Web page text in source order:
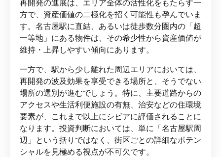
再開発の進展は、エリア全体の活性化をもたらす一
方で、資産価値の二極化を招く可能性も孕んでいま
す。名古屋駅に直結、あるいは徒歩数分圏内の「超
一等地」にある物件は、その希少性から資産価値が
維持・上昇しやすい傾向にあります。
一方で、駅から少し離れた周辺エリアにおいては、
再開発の波及効果を享受できる場所と、そうでない
場所の選別が進むでしょう。特に、主要道路からの
アクセスや生活利便施設の有無、治安などの住環境
要素が、これまで以上にシビアに評価されることに
なります。投資判断においては、単に「名古屋駅周
辺」という括りではなく、街区ごとの詳細なポテン
シャルを見極める視点が不可欠です。